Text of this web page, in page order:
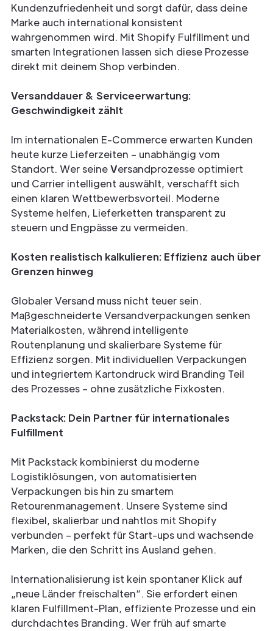
Kundenzufriedenheit und sorgt dafür, dass deine
Marke auch international konsistent
wahrgenommen wird. Mit Shopify Fulfillment und
smarten Integrationen lassen sich diese Prozesse
direkt mit deinem Shop verbinden.
Versanddauer & Serviceerwartung:
Geschwindigkeit zählt
Im internationalen E-Commerce erwarten Kunden
heute kurze Lieferzeiten – unabhängig vom
Standort. Wer seineVersandprozesse optimiert
und Carrier intelligent auswählt, verschafft sich
einen klaren Wettbewerbsvorteil. Moderne
Systeme helfen, Lieferketten transparent zu
steuern und Engpässe zu vermeiden.
Kosten realistisch kalkulieren: Effizienz auch über
Grenzen hinweg
Globaler Versand muss nicht teuer sein.
Maßgeschneiderte Versandverpackungen senken
Materialkosten, während intelligente
Routenplanung und skalierbare Systeme für
Effizienz sorgen. Mit individuellen Verpackungen
und integriertem Kartondruck wird Branding Teil
des Prozesses – ohne zusätzliche Fixkosten.
Packstack: Dein Partner für internationales
Fulfillment
Mit Packstack kombinierst du moderne
Logistiklösungen, von automatisierten
Verpackungen bis hin zu smartem
Retourenmanagement. Unsere Systeme sind
flexibel, skalierbar und nahtlos mit Shopify
verbunden – perfekt für Start-ups und wachsende
Marken, die den Schritt ins Ausland gehen.
Internationalisierung ist kein spontaner Klick auf
„neue Länder freischalten“. Sie erfordert einen
klaren Fulfillment-Plan, effiziente Prozesse und ein
durchdachtes Branding. Wer früh auf smarte